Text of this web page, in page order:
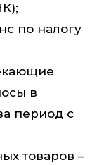
по налогу
в
период с
товаров –